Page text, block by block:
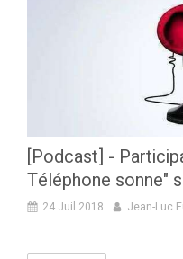
[Podcast] -
Téléphone sonne"
24 Juil 2018 Jean-Luc